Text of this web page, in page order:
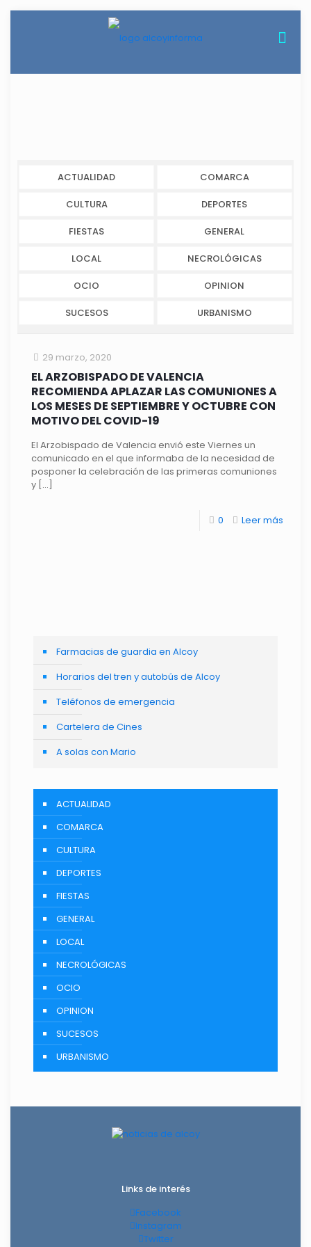
ACTUALIDAD COMARCA
CULTURA DEPORTES
FIESTAS GENERAL
LOCAL NECROLÓGICAS
OCIO OPINION
SUCESOS URBANISMO
29 marzo, 2020
EL ARZOBISPADO DE VALENCIA
RECOMIENDA APLAZAR LAS COMUNIONES A
LOS MESES DE SEPTIEMBRE Y OCTUBRE CON
MOTIVO DEL COVID-19
El Arzobispado de Valencia envió este Viernes un
comunicado en el que informaba de la necesidad de
posponer la celebración de las primeras comuniones
y […]
0 Leer más
Farmacias de guardia en Alcoy
Horarios del tren y autobús de Alcoy
Teléfonos de emergencia
Cartelera de Cines
A solas con Mario
ACTUALIDAD
COMARCA
CULTURA
DEPORTES
FIESTAS
GENERAL
LOCAL
NECROLÓGICAS
OCIO
OPINION
SUCESOS
URBANISMO
Links de interés
Facebook
Instagram
Twitter